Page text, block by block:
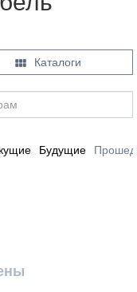
 Каталоги
Будущие